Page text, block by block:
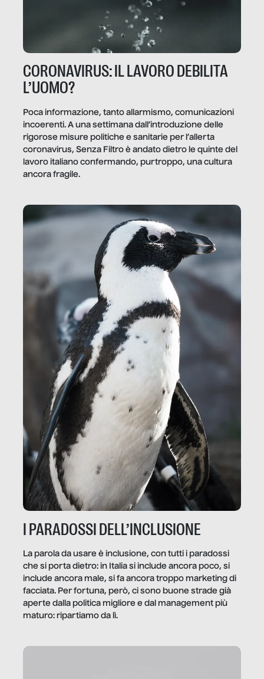
CORONAVIRUS: IL LAVORO DEBILITA
L’UOMO?
Poca informazione, tanto allarmismo, comunicazioni
incoerenti. A una settimana dall’introduzione delle
rigorose misure politiche e sanitarie per l’allerta
coronavirus, Senza Filtro è andato dietro le quinte del
lavoro italiano confermando, purtroppo, una cultura
ancora fragile.
I PARADOSSI DELL’INCLUSIONE
La parola da usare è inclusione, con tutti i paradossi
che si porta dietro: in Italia si include ancora poco, si
include ancora male, si fa ancora troppo marketing di
facciata. Per fortuna, però, ci sono buone strade già
aperte dalla politica migliore e dal management più
maturo: ripartiamo da lì.